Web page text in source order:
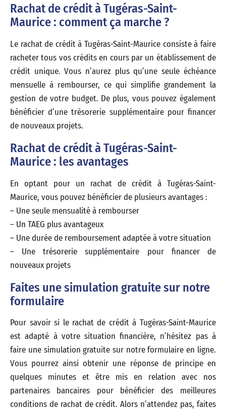
Rachat de crédit à Tugéras-Saint-
Maurice : comment ça marche ?
Le rachat de crédit à Tugéras-Saint-Maurice consiste à faire
racheter tous vos crédits en cours par un établissement de
crédit unique. Vous n’aurez plus qu’une seule échéance
mensuelle à rembourser, ce qui simplifie grandement la
gestion de votre budget. De plus, vous pouvez également
bénéficier d’une trésorerie supplémentaire pour financer
de nouveaux projets.
Rachat de crédit à Tugéras-Saint-
Maurice : les avantages
En optant pour un rachat de crédit à Tugéras-Saint-
Maurice, vous pouvez bénéficier de plusieurs avantages :
– Une seule mensualité à rembourser
– Un TAEG plus avantageux
– Une durée de remboursement adaptée à votre situation
– Une trésorerie supplémentaire pour financer de
nouveaux projets
Faites une simulation gratuite sur notre
formulaire
Pour savoir si le rachat de crédit à Tugéras-Saint-Maurice
est adapté à votre situation financière, n’hésitez pas à
faire une simulation gratuite sur notre formulaire en ligne.
Vous pourrez ainsi obtenir une réponse de principe en
quelques minutes et être mis en relation avec nos
partenaires bancaires pour bénéficier des meilleures
conditions de rachat de crédit. Alors n’attendez pas, faites